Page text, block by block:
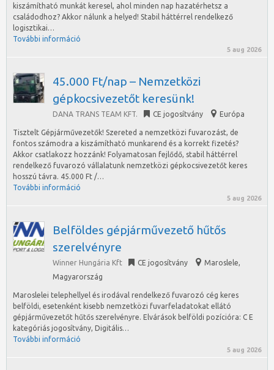
kiszámítható munkát keresel, ahol minden nap hazatérhetsz a
családodhoz? Akkor nálunk a helyed! Stabil háttérrel rendelkező
logisztikai…
További információ
5 aug 2026
45.000 Ft/nap – Nemzetközi
gépkocsivezetőt keresünk!
DANA TRANS TEAM KFT. CE jogosítvány Európa
Tisztelt Gépjárművezetők! Szereted a nemzetközi fuvarozást, de
fontos számodra a kiszámítható munkarend és a korrekt fizetés?
Akkor csatlakozz hozzánk! Folyamatosan fejlődő, stabil háttérrel
rendelkező fuvarozó vállalatunk nemzetközi gépkocsivezetőt keres
hosszú távra. 45.000 Ft /…
További információ
5 aug 2026
Belföldes gépjárművezető hűtős
szerelvényre
Winner Hungária Kft CE jogosítvány Maroslele,
Magyarország
Maroslelei telephellyel és irodával rendelkező fuvarozó cég keres
belföldi, esetenként kisebb nemzetközi fuvarfeladatokat ellátó
gépjárművezetőt hűtős szerelvényre. Elvárások belföldi pozícióra: C E
kategóriás jogosítvány, Digitális…
További információ
5 aug 2026